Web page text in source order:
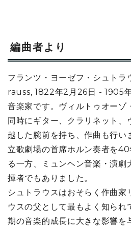
編曲者より
フランツ・ヨーゼフ・シュト
rauss, 1822年2月26日 - 1905
音楽家です。ヴィルトゥオーゾ
同時にギター、クラリネット、
越した腕前を持ち、作曲も行い
立歌劇場の首席ホルン奏者を
る一方、ミュンヘン音楽・演劇
揮者でもありました。
シュトラウスはおそらく作曲家
ウスの父として最もよく知られ
期の音楽的成長に大きな影響を